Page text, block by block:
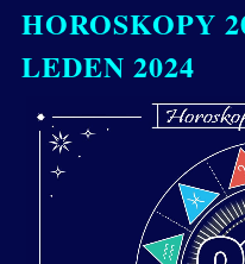
HOROSKOPY
LEDEN 2024